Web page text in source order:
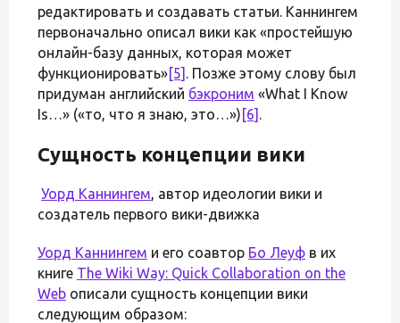
редактировать и создавать статьи. Каннингем
первоначально описал вики как «простейшую
онлайн-базу данных, которая может
функционировать»[5] . Позже этому слову был
придуман английский бэкроним «What I Know
Is…» («то, что я знаю, это…») [6] .
Сущность концепции вики
Уорд Каннингем, автор идеологии вики и
создатель первого вики-движка
Уорд Каннингем и его соавтор Бо Леуф в их
книге The Wiki Way: Quick Collaboration on the
Web описали сущность концепции вики
следующим образом: